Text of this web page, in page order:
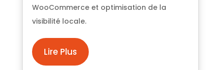
WooCommerce et optimisation de la
visibilité locale.
Lire Plus